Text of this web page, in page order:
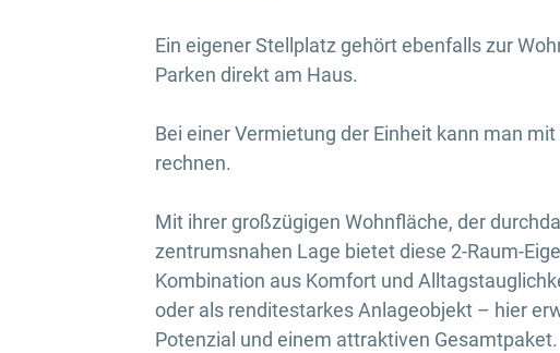
Ein eigener Stellplatz gehört ebenfalls zur
Parken direkt am Haus.
Bei einer Vermietung der Einheit kann man
rechnen.
Mit ihrer großzügigen Wohnfläche, der
zentrumsnahen Lage bietet diese 2-Raum-
Kombination aus Komfort und
oder als renditestarkes Anlageobjekt – hier
Potenzial und einem attraktiven Gesamtpaket.